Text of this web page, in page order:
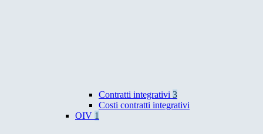
Contratti integrativi 3
Costi contratti integrativi
OIV 1